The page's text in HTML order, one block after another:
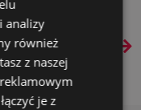
analizy
również
z naszej
je z